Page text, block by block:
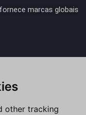
other tracking
marcas globais
h